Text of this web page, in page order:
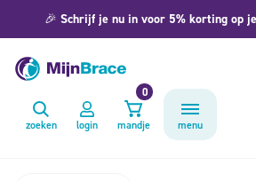
🎉 Schrijf je nu in voor 5% korting op
zoeken login mandje
0
menu